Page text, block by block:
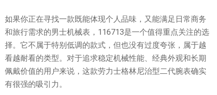
如果你正在寻找一款既能体现个人品味，又能满足日常商务
和旅行需求的男士机械表，116713是一个值得重点关注的选
择。它不属于特别低调的款式，但也没有过度夸张，属于越
看越耐看的类型。对于追求稳定机械性能、经典外观和长期
佩戴价值的用户来说，这款劳力士格林尼治型二代腕表确实
有很强的吸引力。